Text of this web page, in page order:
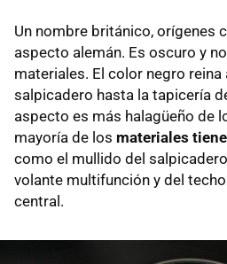
Un nombre británico, orígenes
aspecto alemán. Es oscuro y
materiales. El color negro reina
salpicadero hasta la tapicería
aspecto es más halagüeño de
mayoría de los materiales
como el mullido del
volante multifunción y del
central.